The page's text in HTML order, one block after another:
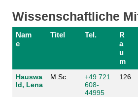
Wissenschaftliche
Nam
e
Titel Tel.
R
a
u
m
Hauswa
ld, Lena
M.Sc.
+49 721
608-
44995
126